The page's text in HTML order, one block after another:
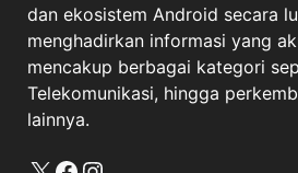
dan ekosistem Android secara
menghadirkan informasi yang
mencakup berbagai kategori
Telekomunikasi, hingga
lainnya.